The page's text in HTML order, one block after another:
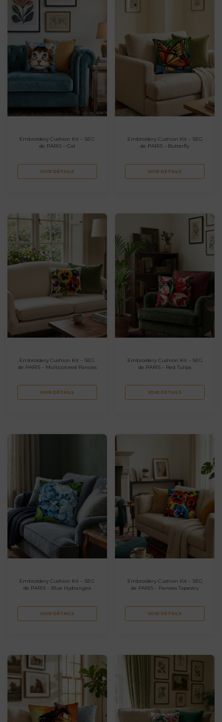
Embroidery Cushion Kit – SEG
de PARIS – Cat
VOIR DÉTAILS
Embroidery Cushion Kit – SEG
de PARIS – Butterfly
VOIR DÉTAILS
Embroidery Cushion Kit – SEG
de PARIS – Multicolored Pansies
VOIR DÉTAILS
Embroidery Cushion Kit – SEG
de PARIS – Red Tulips
VOIR DÉTAILS
Embroidery Cushion Kit – SEG
de PARIS – Blue Hydrangea
VOIR DÉTAILS
Embroidery Cushion Kit – SEG
de PARIS – Pansies Tapestry
VOIR DÉTAILS